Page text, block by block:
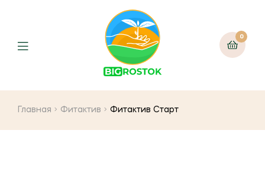
0
Menu
Главная Фитактив Фитактив Старт